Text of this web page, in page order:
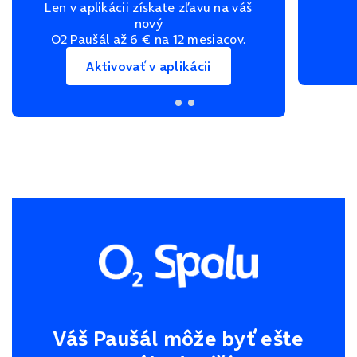
Len v aplikácii získate zľavu na váš
nový
O2 Paušál až 6 € na 12 mesiacov.
Aktivovať v aplikácii
Váš Paušál môže byť ešte